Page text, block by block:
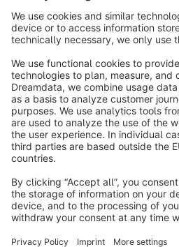
- Sie können mit dem
-
- Mund zu Mund
- Kostenlose